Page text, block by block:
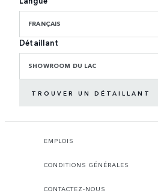
FRANÇAIS
Détaillant
SHOWROOM DU LAC
TROUVER UN DÉTAILLANT
EMPLOIS
CONDITIONS GÉNÉRALES
CONTACTEZ-NOUS